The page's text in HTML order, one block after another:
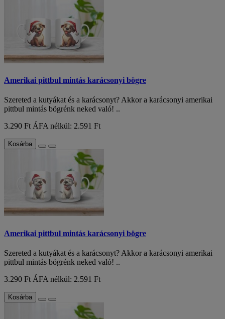
Amerikai pittbul mintás karácsonyi bögre
Szereted a kutyákat és a karácsonyt? Akkor a karácsonyi amerikai
pittbul mintás bögrénk neked való! ..
3.290 FtÁFA nélkül: 2.591 Ft
Kosárba
Amerikai pittbul mintás karácsonyi bögre
Szereted a kutyákat és a karácsonyt? Akkor a karácsonyi amerikai
pittbul mintás bögrénk neked való! ..
3.290 Ft ÁFA nélkül: 2.591 Ft
Kosárba